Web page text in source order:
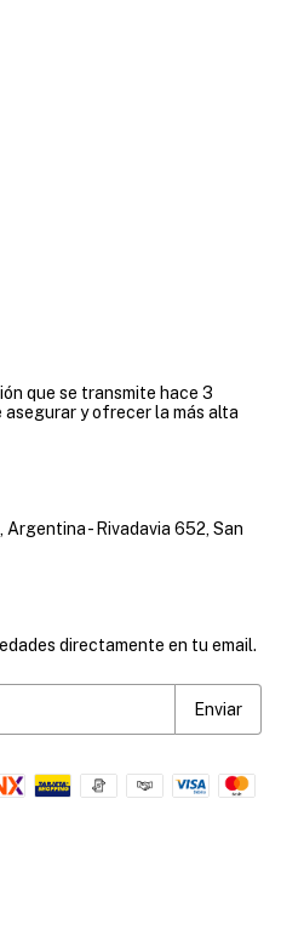
que se transmite hace 3
y ofrecer la más alta
- Rivadavia 652, San
directamente en tu email.